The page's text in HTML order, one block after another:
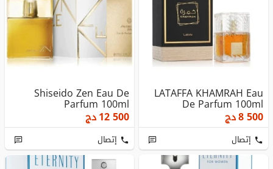
LATAFFA KHAMRAH Eau
De Parfum 100ml
8 500دج
إتصال
Shiseido Zen Eau De
Parfum 100ml
12 500دج
إتصال